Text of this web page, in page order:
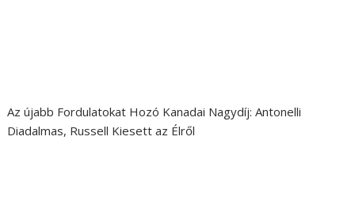
Az újabb Fordulatokat Hozó Kanadai Nagydíj: Antonelli
Diadalmas, Russell Kiesett az Élről